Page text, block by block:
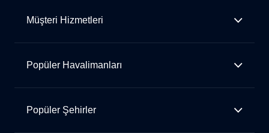
Müşteri Hizmetleri
Popüler Havalimanları
Popüler Şehirler